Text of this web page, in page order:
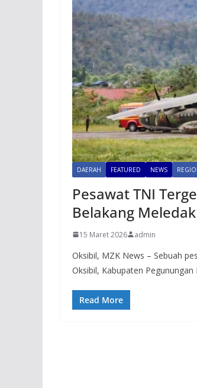
DAERAH FEATURED NEWS
Pesawat TNI
Belakang Meledak
15 Maret 2026 admin
Oksibil, MZK News – Sebuah
Oksibil, Kabupaten Pegunungan
Read More